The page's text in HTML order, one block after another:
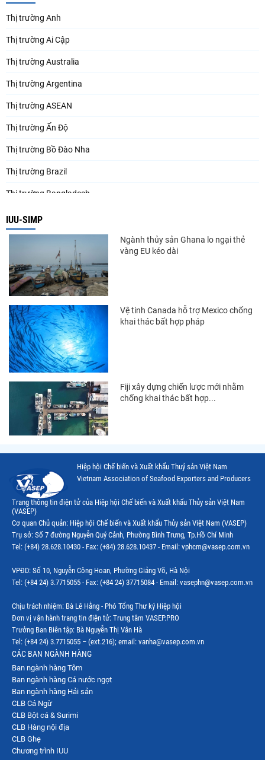
Thị trường Anh
Thị trường Ai Cập
Thị trường Australia
Thị trường Argentina
Thị trường ASEAN
Thị trường Ấn Độ
Thị trường Bồ Đào Nha
Thị trường Brazil
Thị trường Bangladesh
Thị trường Chile
Thị trường Canada
Thị trường Ecuador
Thị trường EU
Thị trường Indonesia
Thị trường Mexico
Thị trường Mỹ
Thị trường Nga
Thị trường Hàn Quốc
Thị trường Nhật Bản
Thị trường Thái Lan
Thị trường Philippines
Thị trường Tây Ban Nha
Thị trường thủy sản khác
Thị trường thủy sản thế giới
IUU-SIMP
Ngành thủy sản Ghana lo ngại thẻ
vàng EU kéo dài
Vệ tinh Canada hỗ trợ Mexico chống
khai thác bất hợp pháp
Fiji xây dựng chiến lược mới nhằm
chống khai thác bất hợp...
Hiệp hội Chế biến và Xuất khẩu Thuỷ sản Việt Nam
Vietnam Association of Seafood Exporters and Producers
Trang thông tin điện tử của Hiệp hội Chế biến và Xuất khẩu Thủy sản Việt Nam
(VASEP)
Cơ quan Chủ quản: Hiệp hội Chế biến và Xuất khẩu Thủy sản Việt Nam (VASEP)
Trụ sở: Số 7 đường Nguyễn Quý Cảnh, Phường Bình Trưng, Tp.Hồ Chí Minh
Tel: (+84) 28.628.10430 - Fax: (+84) 28.628.10437 - Email: vphcm@vasep.com.vn
VPĐD: Số 10, Nguyễn Công Hoan, Phường Giảng Võ, Hà Nội
Tel: (+84 24) 3.7715055 - Fax: (+84 24) 37715084 - Email: vasephn@vasep.com.vn
Chịu trách nhiệm: Bà Lê Hằng - Phó Tổng Thư ký Hiệp hội
Đơn vị vận hành trang tin điện tử: Trung tâm VASEP.PRO
Trưởng Ban Biên tập: Bà Nguyễn Thị Vân Hà
Tel: (+84 24) 3.7715055 – (ext.216); email: vanha@vasep.com.vn
CÁC BAN NGÀNH HÀNG
Ban ngành hàng Tôm
Ban ngành hàng Cá nước ngọt
Ban ngành hàng Hải sản
CLB Cá Ngừ
CLB Bột cá & Surimi
CLB Hàng nội địa
CLB Ghẹ
Chương trình IUU